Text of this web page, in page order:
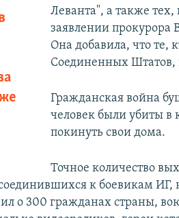
Леванта", а также тех,
заявлении прокурора
Она добавила, что
Соединенных Штатов,
Гражданская война
человек были убиты
покинуть свои дома.
Точное количество
к боевикам ИГ,
о 300 гражданах страны,